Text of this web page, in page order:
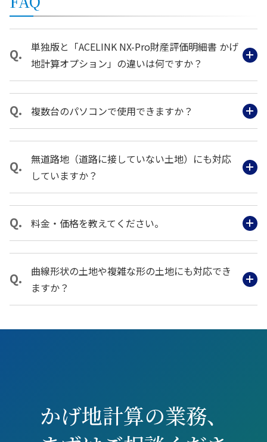
単独版と「ACELINK NX-Pro財産評価明細書 かげ
地計算オプション」の違いは何ですか？
複数台のパソコンで使用できますか？
無道路地（道路に接していない土地）にも対応
していますか？
料金・価格を教えてください。
曲線形状の土地や複雑な形の土地にも対応でき
ますか？
かげ地計算の業務、